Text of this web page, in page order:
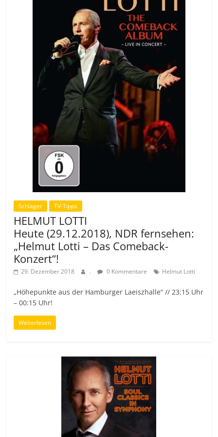
Schlager TV-Tipps
HELMUT LOTTI
Heute (29.12.2018), NDR fernsehen:
„Helmut Lotti – Das Comeback-
Konzert“!
29. Dezember 2018 . 0 Kommentare Helmut Lotti
„Höhepunkte aus der Hamburger Laeiszhalle“ // 23:15 Uhr
– 00:15 Uhr!
Weiterlesen